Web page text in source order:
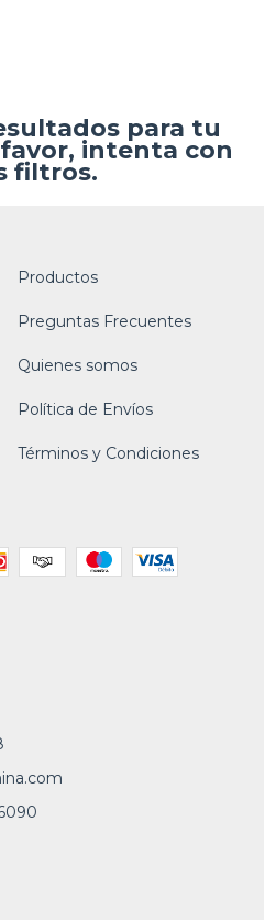
para tu
intenta con
filtros.
Productos
Preguntas Frecuentes
Quienes somos
Política de Envíos
Términos y Condiciones